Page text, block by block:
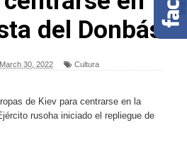
del Donbás
March 30, 2022 Cultura
de Kiev para centrarse en la
rusoha iniciado el repliegue de